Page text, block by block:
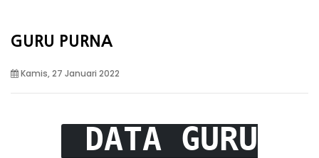
GURU PURNA
Kamis, 27 Januari 2022
DATA GURU